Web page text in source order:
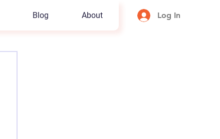
Blog About Log In